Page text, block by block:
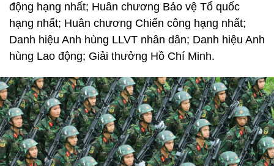
động hạng nhất; Huân chương Bảo vệ Tổ quốc
hạng nhất; Huân chương Chiến công hạng nhất;
Danh hiệu Anh hùng LLVT nhân dân; Danh hiệu Anh
hùng Lao động; Giải thưởng Hồ Chí Minh.